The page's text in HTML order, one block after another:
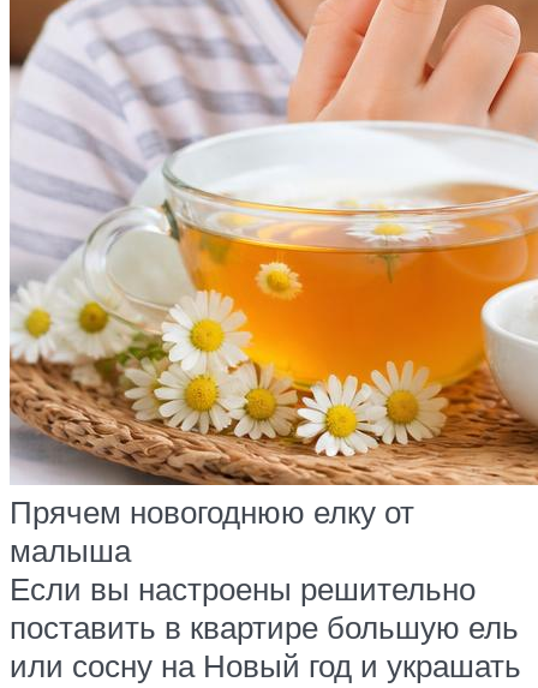
Прячем новогоднюю елку от
малыша
Если вы настроены решительно
поставить в квартире большую ель
или сосну на Новый год и украшать